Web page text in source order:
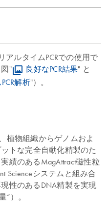
アルタイムPCRでの使用で
"
良好なPCR結果" と
解析"）。
植物組織からゲノムおよ
トな完全自動化精製のた
績のあるMagAttract磁性粒
Scienceシステムと組み合
性のあるDNA精製を実現
”）。